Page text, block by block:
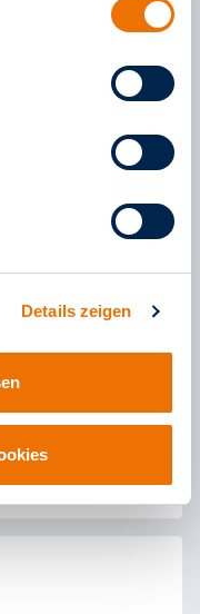
Sie in unserem
Details zeigen